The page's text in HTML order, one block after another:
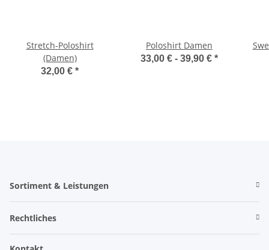
Stretch-Poloshirt
(Damen)
32,00 € *
Poloshirt Damen
33,00 € - 39,90 € *
Sortiment & Leistungen
Rechtliches